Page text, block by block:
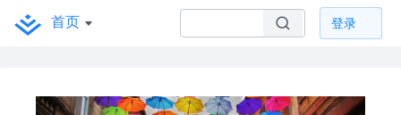
首页 登录